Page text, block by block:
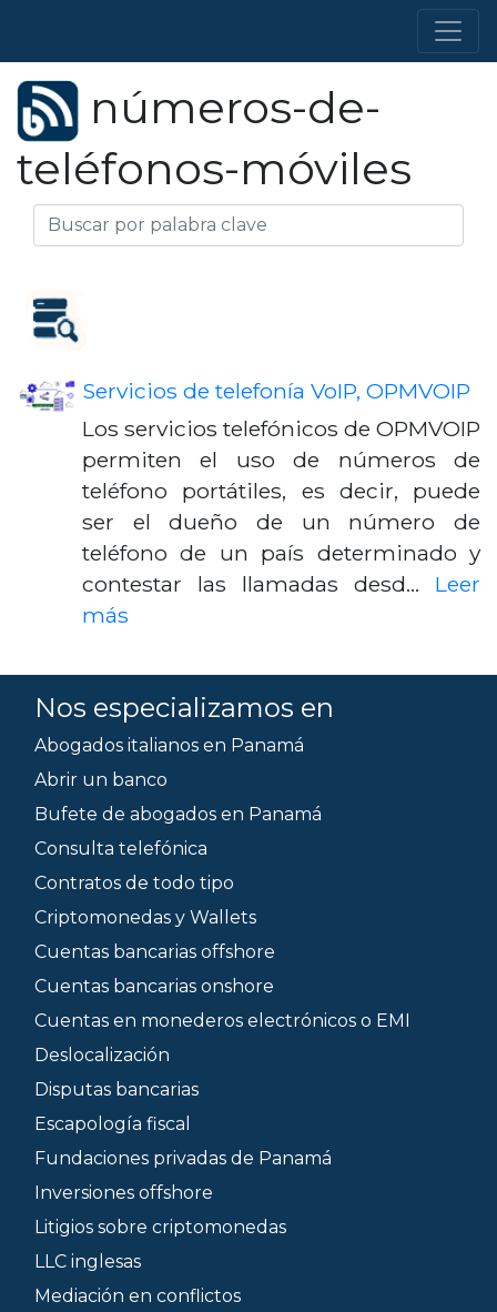
números-de-
teléfonos-móviles
Servicios de telefonía VoIP, OPMVOIP
Los servicios telefónicos de OPMVOIP
permiten el uso de números de
teléfono portátiles, es decir, puede
ser el dueño de un número de
teléfono de un país determinado y
contestar las llamadas desd… Leer
más
Nos especializamos en
Abogados italianos en Panamá
Abrir un banco
Bufete de abogados en Panamá
Consulta telefónica
Contratos de todo tipo
Criptomonedas y Wallets
Cuentas bancarias offshore
Cuentas bancarias onshore
Cuentas en monederos electrónicos o EMI
Deslocalización
Disputas bancarias
Escapología fiscal
Fundaciones privadas de Panamá
Inversiones offshore
Litigios sobre criptomonedas
LLC inglesas
Mediación en conflictos